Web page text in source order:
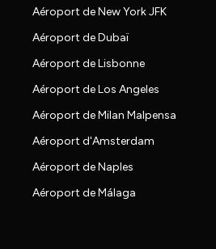
Aéroport de New York JFK
Aéroport de Dubaï
Aéroport de Lisbonne
Aéroport de Los Angeles
Aéroport de Milan Malpensa
Aéroport d'Amsterdam
Aéroport de Naples
Aéroport de Málaga